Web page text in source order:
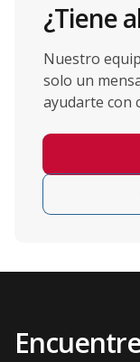
¿Tiene
Nuestro
solo un
ayudarte con